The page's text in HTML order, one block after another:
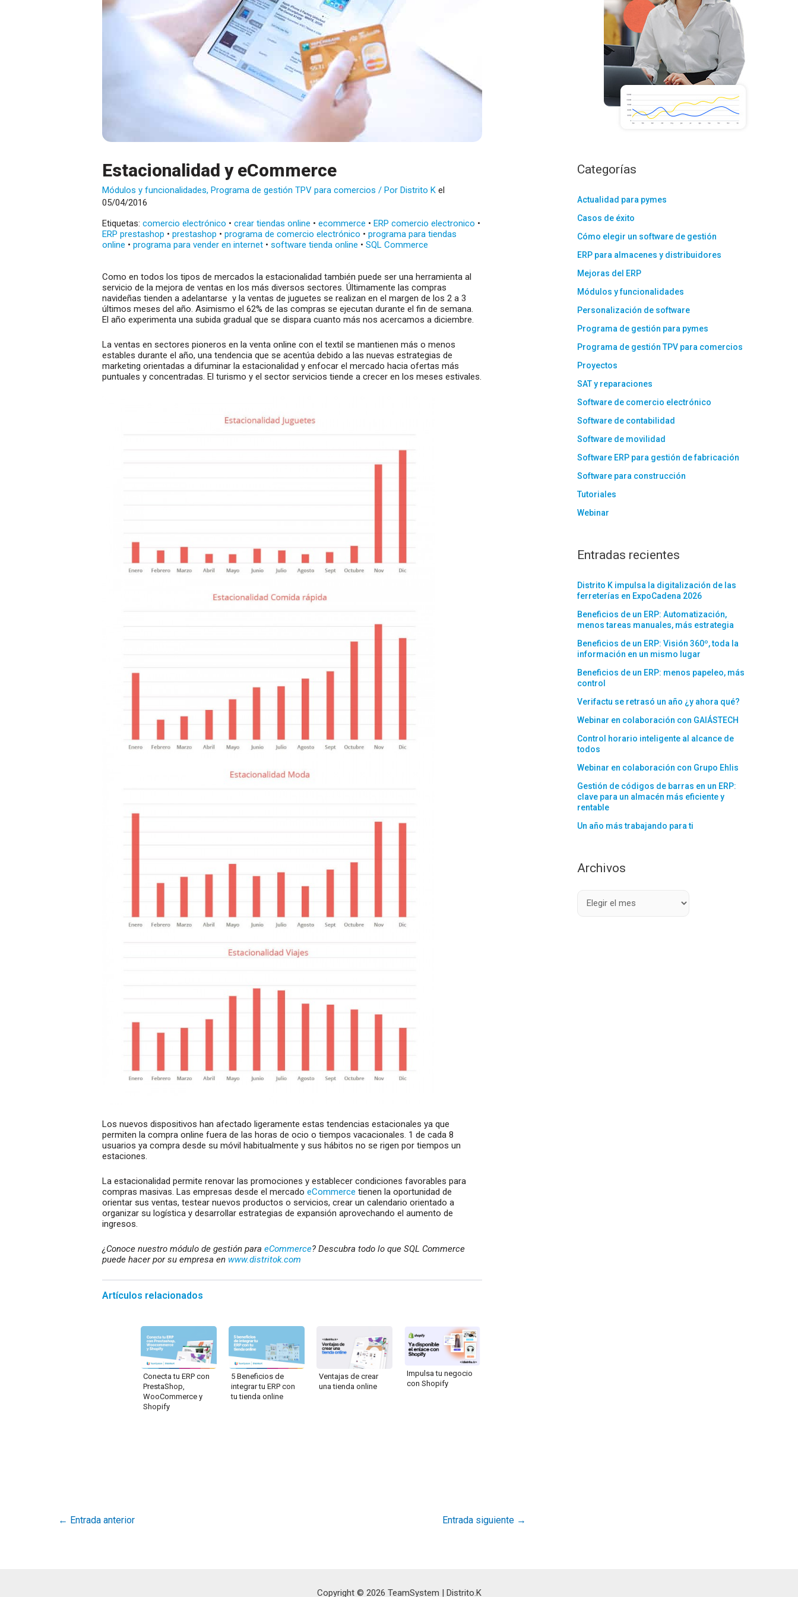
Estacionalidad y eCommerce
Módulos y funcionalidades,Programa de gestión TPV para comercios / PorDistrito K el
05/04/2016
Etiquetas:comercio electrónico •crear tiendas online •ecommerce •ERP comercio electronico •
ERP prestashop •prestashop •programa de comercio electrónico •programa para tiendas
online •programa para vender en internet •software tienda online •SQL Commerce
Como en todos los tipos de mercados la estacionalidad también puede ser una herramienta al
servicio de la mejora de ventas en los más diversos sectores. Últimamente las compras
navideñas tienden a adelantarse y la ventas de juguetes se realizan en el margen de los 2 a 3
últimos meses del año. Asimismo el 62% de las compras se ejecutan durante el fin de semana.
El año experimenta una subida gradual que se dispara cuanto más nos acercamos a diciembre.
La ventas en sectores pioneros en la venta online con el textil se mantienen más o menos
estables durante el año, una tendencia que se acentúa debido a las nuevas estrategias de
marketing orientadas a difuminar la estacionalidad y enfocar el mercado hacia ofertas más
puntuales y concentradas. El turismo y el sector servicios tiende a crecer en los meses estivales.
Los nuevos dispositivos han afectado ligeramente estas tendencias estacionales ya que
permiten la compra online fuera de las horas de ocio o tiempos vacacionales. 1 de cada 8
usuarios ya compra desde su móvil habitualmente y sus hábitos no se rigen por tiempos un
estaciones.
La estacionalidad permite renovar las promociones y establecer condiciones favorables para
compras masivas. Las empresas desde el mercadoeCommerce tienen la oportunidad de
orientar sus ventas, testear nuevos productos o servicios, crear un calendario orientado a
organizar su logística y desarrollar estrategias de expansión aprovechando el aumento de
ingresos.
¿Conoce nuestro módulo de gestión paraeCommerce? Descubra todo lo que SQL Commerce
puede hacer por su empresa en www.distritok.com
Artículos relacionados
Conecta tu ERP con
PrestaShop,
WooCommerce y
Shopify
5 Beneficios de
integrar tu ERP con
tu tienda online
Ventajas de crear
una tienda online
Impulsa tu negocio
con Shopify
← Entrada anterior Entrada siguiente →
Categorías
Actualidad para pymes
Casos de éxito
Cómo elegir un software de gestión
ERP para almacenes y distribuidores
Mejoras del ERP
Módulos y funcionalidades
Personalización de software
Programa de gestión para pymes
Programa de gestión TPV para comercios
Proyectos
SAT y reparaciones
Software de comercio electrónico
Software de contabilidad
Software de movilidad
Software ERP para gestión de fabricación
Software para construcción
Tutoriales
Webinar
Entradas recientes
Distrito K impulsa la digitalización de las
ferreterías en ExpoCadena 2026
Beneficios de un ERP: Automatización,
menos tareas manuales, más estrategia
Beneficios de un ERP: Visión 360º, toda la
información en un mismo lugar
Beneficios de un ERP: menos papeleo, más
control
Verifactu se retrasó un año ¿y ahora qué?
Webinar en colaboración con GAIÁSTECH
Control horario inteligente al alcance de
todos
Webinar en colaboración con Grupo Ehlis
Gestión de códigos de barras en un ERP:
clave para un almacén más eficiente y
rentable
Un año más trabajando para ti
Archivos
Copyright © 2026 TeamSystem | Distrito.K